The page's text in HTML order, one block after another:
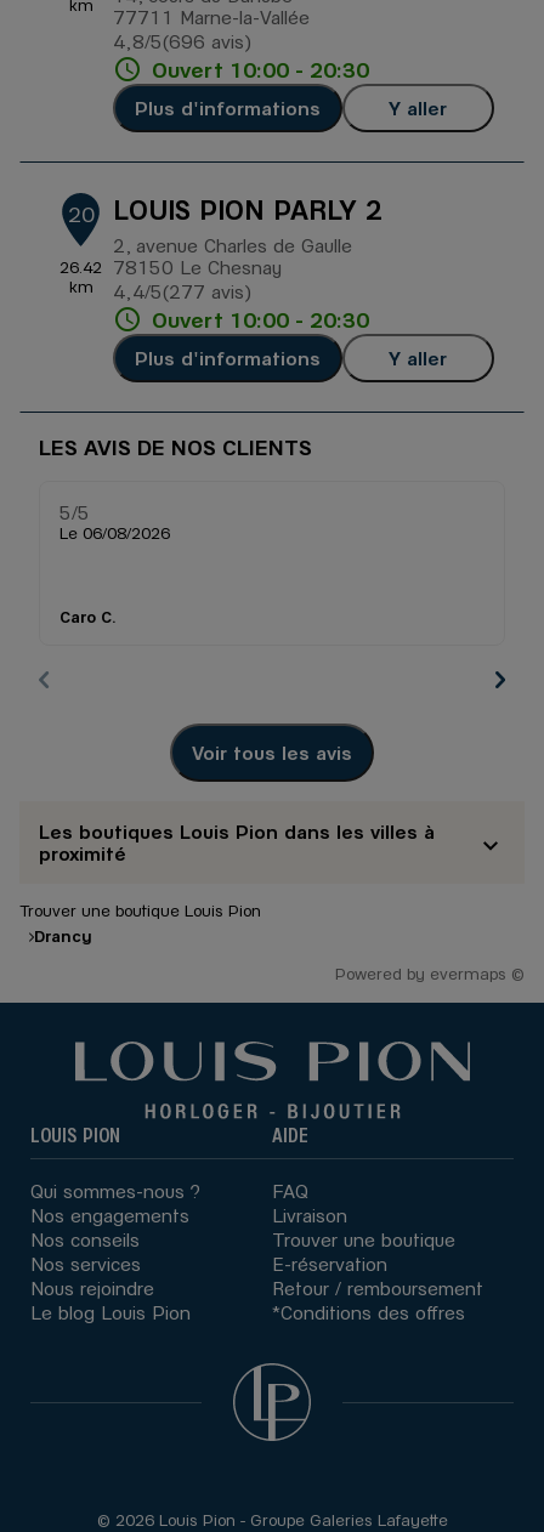
km
77711 Marne-la-Vallée
4,8/5 Note de 4.8 sur 5
(696 avis)
Ouvert 10:00 - 20:30
Plus d'informations Y aller
20
26.42
km
LOUIS PION PARLY 2
2, avenue Charles de Gaulle
78150 Le Chesnay
4,4/5 Note de 4.4 sur 5
(277 avis)
Ouvert 10:00 - 20:30
Plus d'informations Y aller
LES AVIS DE NOS CLIENTS
5/5
Le 06/08/2026
Caro C.
Voir tous les avis
Les boutiques Louis Pion dans les villes à
proximité
Trouver une boutique Louis Pion
Drancy
Powered by evermaps ©
LOUIS PION
Qui sommes-nous ?
Nos engagements
Nos conseils
Nos services
Nous rejoindre
Le blog Louis Pion
AIDE
FAQ
Livraison
Trouver une boutique
E-réservation
Retour / remboursement
*Conditions des offres
© 2026 Louis Pion - Groupe Galeries Lafayette